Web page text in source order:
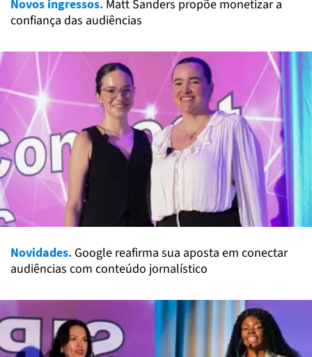
Novos ingressos. Matt Sanders propõe monetizar a
confiança das audiências
Novidades. Google reafirma sua aposta em conectar
audiências com conteúdo jornalístico